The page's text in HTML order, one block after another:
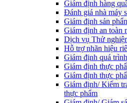
Giám định hàng
Đánh giá nhà máy
Giám định sản
Giám định an toàn
Dịch vụ Thử
Hỗ trợ nhãn hiệu
Giám định quá
Giám định thực
Giám định thực
Giám định/ Kiểm
thực phẩm